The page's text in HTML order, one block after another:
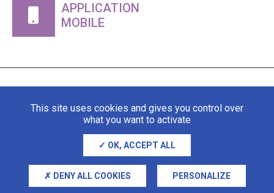
APPLICATION
MOBILE
Mentions légales Gestion des cookies
Adipso, agence web et mobile à
This site uses cookies and gives you control over
what you want to activate
OK, ACCEPT ALL
DENY ALL COOKIES PERSONALIZE